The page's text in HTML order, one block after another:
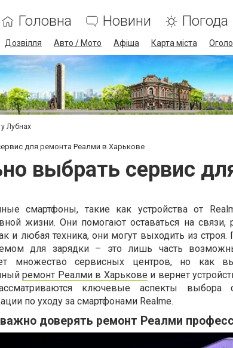
Головна Новини Погода
Дозвілля Авто / Мото Афіша Карта міста
у Лубнах
для ремонта Реалми в Харькове
выбрать сервис
смартфоны, такие как устройства от
жизни. Они помогают оставаться на связи,
и любая техника, они могут выходить из
для зарядки – это лишь часть
множество сервисных центров, но как
ремонт Реалми в Харькове и вернет
ключевые аспекты
по уходу за смартфонами Realme.
доверять ремонт Реалми